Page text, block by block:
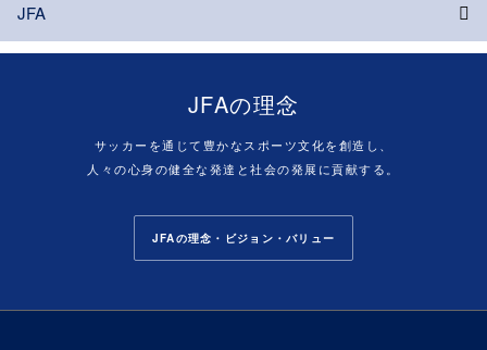
JFA
JFAの理念
サッカーを通じて豊かなスポーツ文化を創造し、
人々の心身の健全な発達と社会の発展に貢献する。
JFAの理念・ビジョン・バリュー